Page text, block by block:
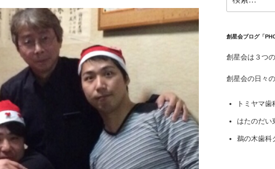
索:
創星会ブログ「
創星会は３つ
創星会の日々
トミヤマ歯
はたのだい
鵜の木歯科